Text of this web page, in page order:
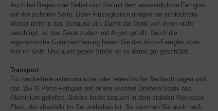
Auch bei Regen oder Nebel sind Sie mit dem wasserdichten Fernglas
auf der sicheren Seite. Denn Flüssigkeiten dringen bei schlechtem
Wetter nicht in das Gehäuse ein. Damit die Optik von innen nicht
beschlägt, ist das Gerät zudem mit Argon gefüllt. Durch die
ergonomische Gummiarmierung haben Sie das Astro-Fernglas stets
fest im Griff. Und auch gegen Stöße ist es damit gut geschützt.
Transport
Für wackelfreie astronomische oder terrestrische Beobachtungen wird
das 15x70 Porro-Fernglas mit einem leichten Dreibein-Stativ aus
Aluminium geliefert. Beides findet bequem in dem stabilen Rucksack
Platz, der ebenfalls im Set enthalten ist. So kommen Sie auch nach